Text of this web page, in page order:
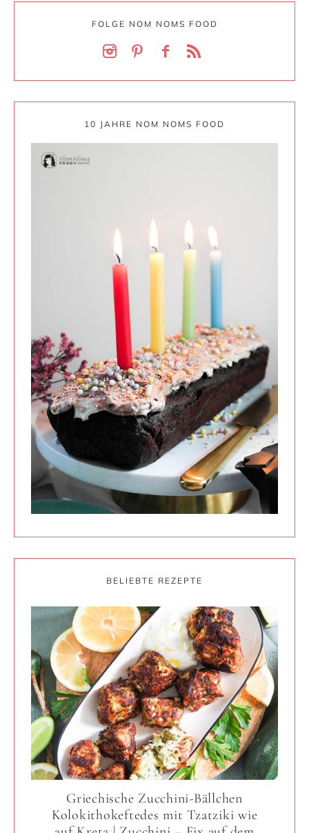
FOLGE NOM NOMS FOOD
10 JAHRE NOM NOMS FOOD
BELIEBTE REZEPTE
Griechische Zucchini-Bällchen
Kolokithokeftedes mit Tzatziki wie